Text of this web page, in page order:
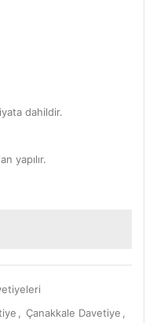
dahildir.
yapılır.
Çanakkale Davetiye